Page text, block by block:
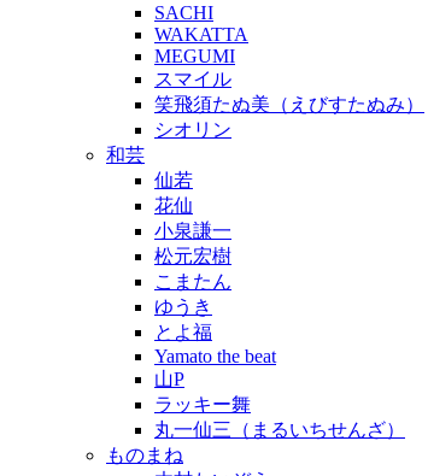
SACHI
WAKATTA
MEGUMI
スマイル
笑飛須たぬ美（えびすたぬみ）
シオリン
和芸
仙若
花仙
小泉謙一
松元宏樹
こまたん
ゆうき
とよ福
Yamato the beat
山P
ラッキー舞
丸一仙三（まるいちせんざ）
ものまね